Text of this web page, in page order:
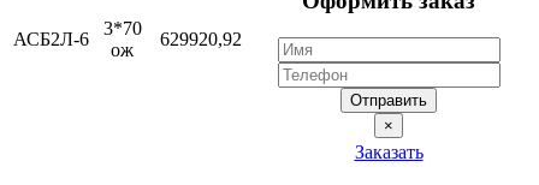
АСБ2Л-6
3*70
ож
629920,92
Отправить
×
Заказать